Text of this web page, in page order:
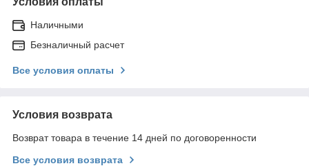
Наличными
Безналичный расчет
Все условия оплаты
Условия возврата
Возврат товара в течение 14 дней по договоренности
Все условия возврата